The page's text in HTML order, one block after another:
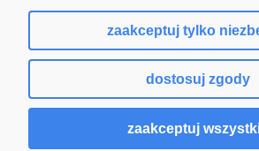
Sklep internetowy
zaakceptuj tylko
dostosuj zgody
zaakceptuj